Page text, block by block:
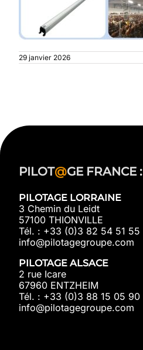
29 janvier 2026
PILOT@GE FRANCE :
PILOTAGE LORRAINE
3 Chemin du Leidt
57100 THIONVILLE
Tél. : +33 (0)3 82 54 51 55
info@pilotagegroupe.com
PILOTAGE ALSACE
2 rue Icare
67960 ENTZHEIM
Tél. : +33 (0)3 88 15 05 90
info@pilotagegroupe.com